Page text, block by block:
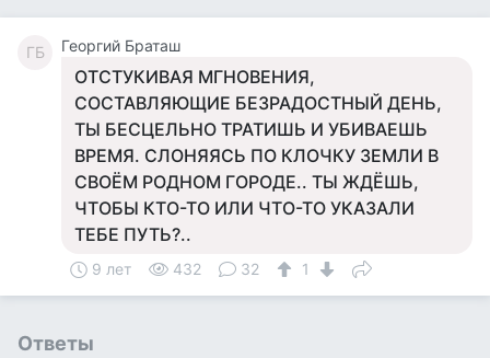
ГБ Георгий Браташ
ОТСТУКИВАЯ МГНОВЕНИЯ,
СОСТАВЛЯЮЩИЕ БЕЗРАДОСТНЫЙ ДЕНЬ,
ТЫ БЕСЦЕЛЬНО ТРАТИШЬ И УБИВАЕШЬ
ВРЕМЯ. СЛОНЯЯСЬ ПО КЛОЧКУ ЗЕМЛИ В
СВОЁМ РОДНОМ ГОРОДЕ.. ТЫ ЖДЁШЬ,
ЧТОБЫ КТО-ТО ИЛИ ЧТО-ТО УКАЗАЛИ
ТЕБЕ ПУТЬ?..
9 лет 432 32 1
Ответы